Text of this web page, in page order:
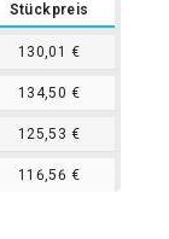
Stückpreis
130,01 €
134,50 €
125,53 €
116,56 €